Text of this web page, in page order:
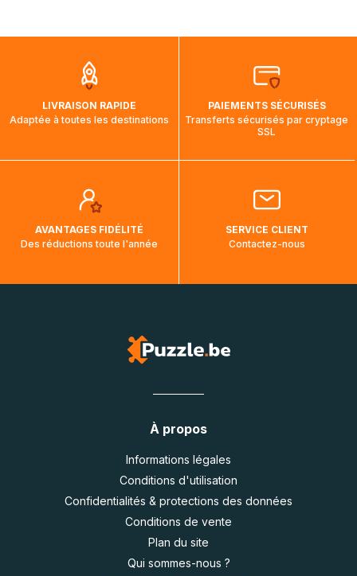
aura touché terre.
LIVRAISON RAPIDE
Adaptée à toutes les destinations
PAIEMENTS SÉCURISÉS
Transferts sécurisés par cryptage
SSL
AVANTAGES FIDÉLITÉ
Des réductions toute l'année
SERVICE CLIENT
Contactez-nous
À propos
Informations légales
Conditions d'utilisation
Confidentialités & protections des données
Conditions de vente
Plan du site
Qui sommes-nous ?